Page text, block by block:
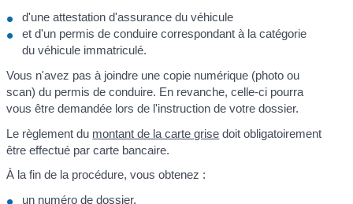
d'une attestation d'assurance du véhicule
et d'un permis de conduire correspondant à la catégorie
du véhicule immatriculé.
Vous n'avez pas à joindre une copie numérique (photo ou
scan) du permis de conduire. En revanche, celle-ci pourra
vous être demandée lors de l'instruction de votre dossier.
Le règlement du montant de la carte grise doit obligatoirement
être effectué par carte bancaire.
À la fin de la procédure, vous obtenez :
un numéro de dossier,